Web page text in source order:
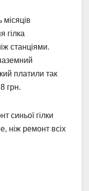
гілка
станціями.
платили так
грн.
синьої гілки
ніж ремонт всіх